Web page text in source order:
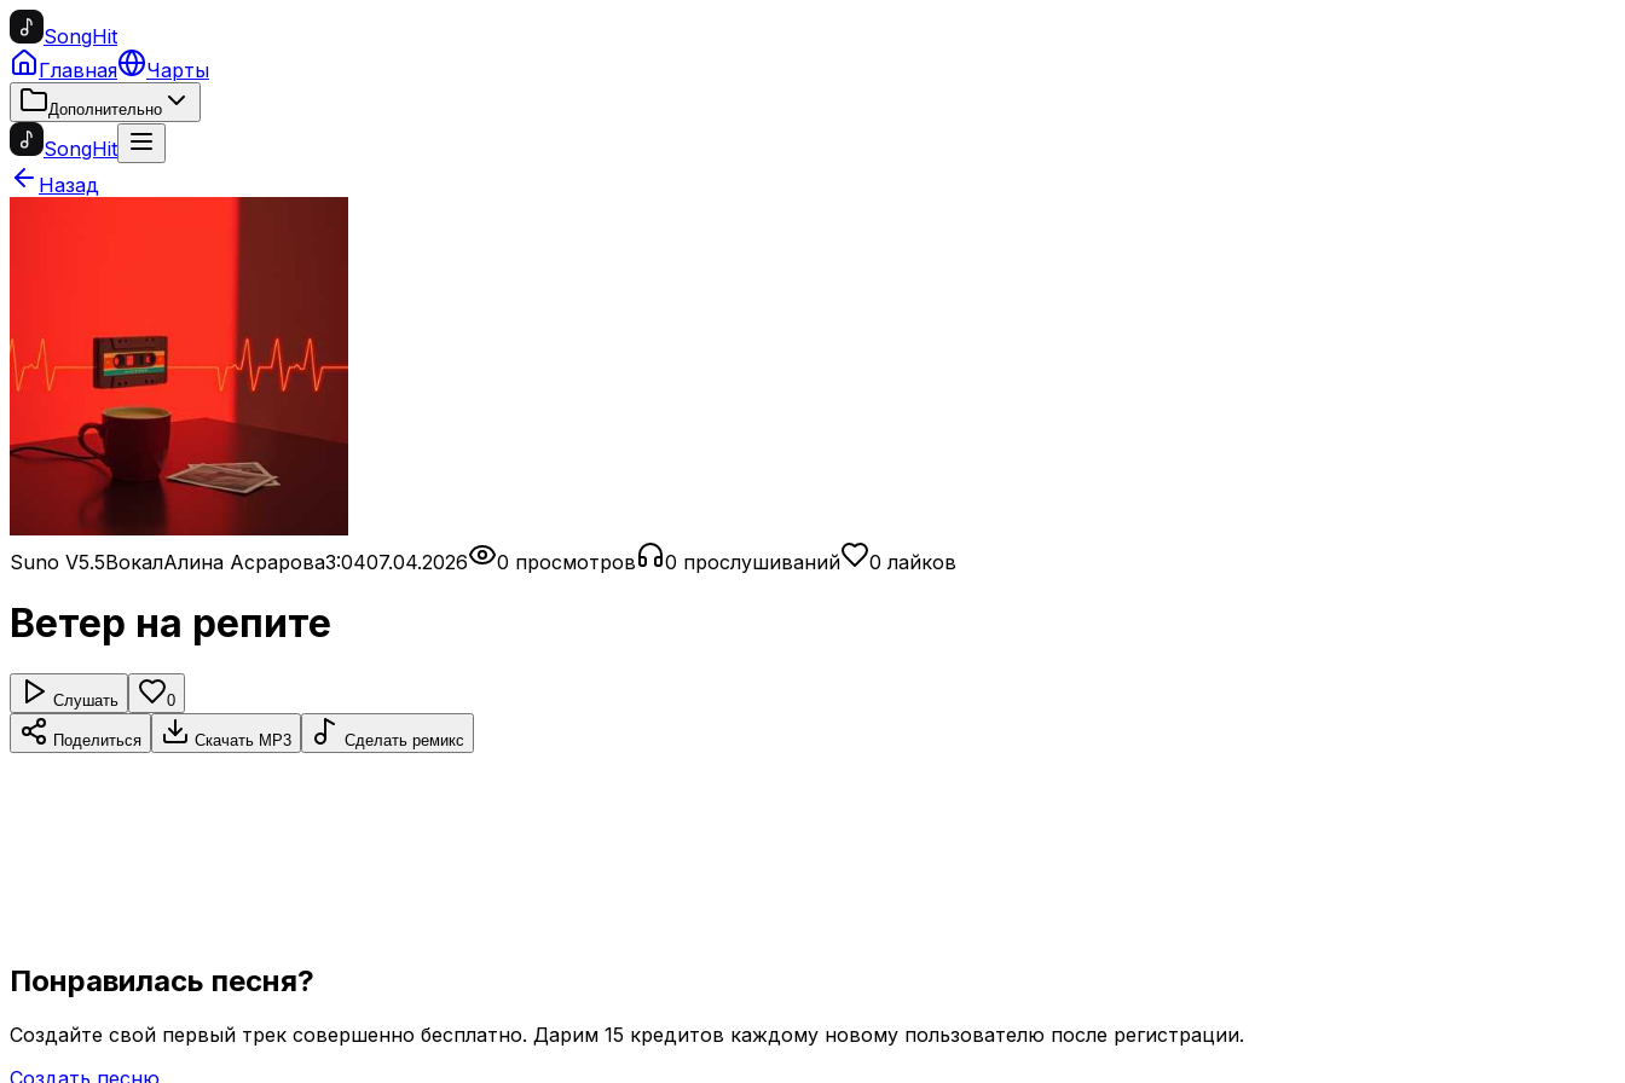
SongHit
Главная
Чарты
Дополнительно
SongHit
Назад
Suno V5.5ВокалАлина Асрарова3:0407.04.2026 0 просмотров 0 прослушиваний 0 лайков
Ветер на репите
Слушать 0
Поделиться Скачать MP3 Сделать ремикс
Понравилась песня?
Создайте свой первый трек совершенно бесплатно. Дарим 15 кредитов каждому новому пользователю после регистрации.
Создать песню